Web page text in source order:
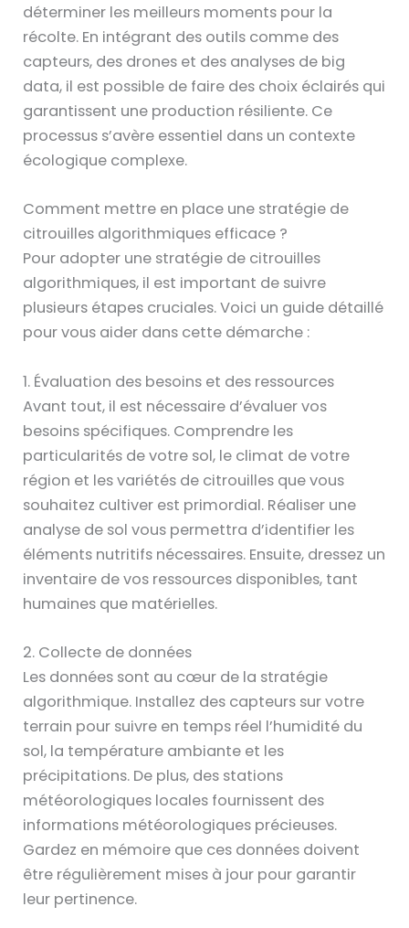
déterminer les meilleurs moments pour la
récolte. En intégrant des outils comme des
capteurs, des drones et des analyses de big
data, il est possible de faire des choix éclairés qui
garantissent une production résiliente. Ce
processus s’avère essentiel dans un contexte
écologique complexe.
Comment mettre en place une stratégie de
citrouilles algorithmiques efficace ?
Pour adopter une stratégie de citrouilles
algorithmiques, il est important de suivre
plusieurs étapes cruciales. Voici un guide détaillé
pour vous aider dans cette démarche :
1. Évaluation des besoins et des ressources
Avant tout, il est nécessaire d’évaluer vos
besoins spécifiques. Comprendre les
particularités de votre sol, le climat de votre
région et les variétés de citrouilles que vous
souhaitez cultiver est primordial. Réaliser une
analyse de sol vous permettra d’identifier les
éléments nutritifs nécessaires. Ensuite, dressez un
inventaire de vos ressources disponibles, tant
humaines que matérielles.
2. Collecte de données
Les données sont au cœur de la stratégie
algorithmique. Installez des capteurs sur votre
terrain pour suivre en temps réel l’humidité du
sol, la température ambiante et les
précipitations. De plus, des stations
météorologiques locales fournissent des
informations météorologiques précieuses.
Gardez en mémoire que ces données doivent
être régulièrement mises à jour pour garantir
leur pertinence.